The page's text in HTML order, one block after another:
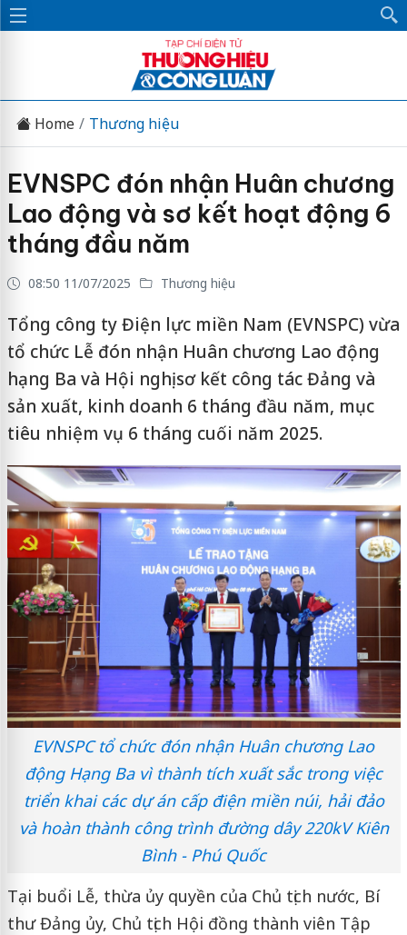
Home Thương hiệu
EVNSPC đón nhận Huân chương
Lao động và sơ kết hoạt động 6
tháng đầu năm
08:50 11/07/2025 Thương hiệu
Tổng công ty Điện lực miền Nam (EVNSPC) vừa
tổ chức Lễ đón nhận Huân chương Lao động
hạng Ba và Hội nghị sơ kết công tác Đảng và
sản xuất, kinh doanh 6 tháng đầu năm, mục
tiêu nhiệm vụ 6 tháng cuối năm 2025.
EVNSPC tổ chức đón nhận Huân chương Lao
động Hạng Ba vì thành tích xuất sắc trong việc
triển khai các dự án cấp điện miền núi, hải đảo
và hoàn thành công trình đường dây 220kV Kiên
Bình - Phú Quốc
Tại buổi Lễ, thừa ủy quyền của Chủ tịch nước, Bí
thư Đảng ủy, Chủ tịch Hội đồng thành viên Tập